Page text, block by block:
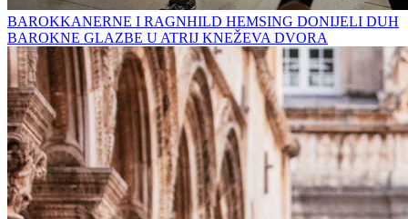
BAROKKANERNE I RAGNHILD HEMSING DONIJELI DUH
BAROKNE GLAZBE U ATRIJ KNEŽEVA DVORA